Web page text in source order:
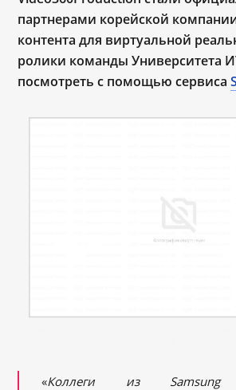
партнерами корейской
контента для виртуальной
ролики команды Университета
посмотреть с помощью сервиса
«Коллеги из Samsung